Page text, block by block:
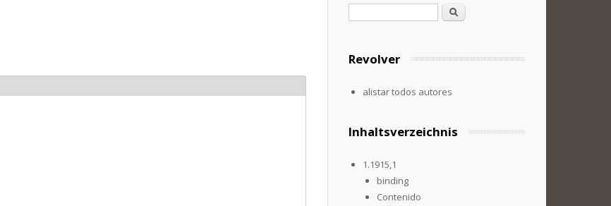
Formulario de búsqueda
Buscar
Revolver
alistar todos autores
Inhaltsverzeichnis
1.1915,1
binding
Contenido